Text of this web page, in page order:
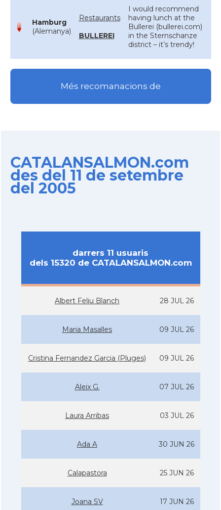
Hamburg
(Alemanya)
Restaurants
BULLEREI
I would recommend
having lunch at the
Bullerei (bullerei.com)
in the Sternschanze
district – it’s trendy!
Més recomanacions de
CATALANSALMON.com
des del 11 de setembre
del 2005
darrers 11 usuaris
dels 15320 de CATALANSALMON.com
Albert Feliu Blanch 28 JUL 26
Maria Masalles 09 JUL 26
Cristina Fernandez Garcia (Pluges) 09 JUL 26
Aleix G. 07 JUL 26
Laura Arribas 03 JUL 26
Ada A 30 JUN 26
Calapastora 25 JUN 26
Joana SV 17 JUN 26